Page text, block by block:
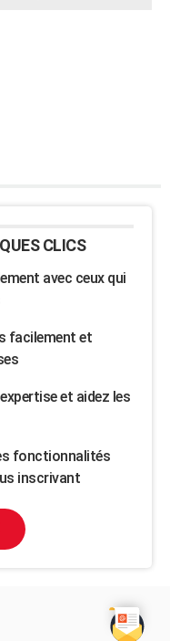
CLICS
avec ceux qui
facilement et
et aidez les
fonctionnalités
inscrivant